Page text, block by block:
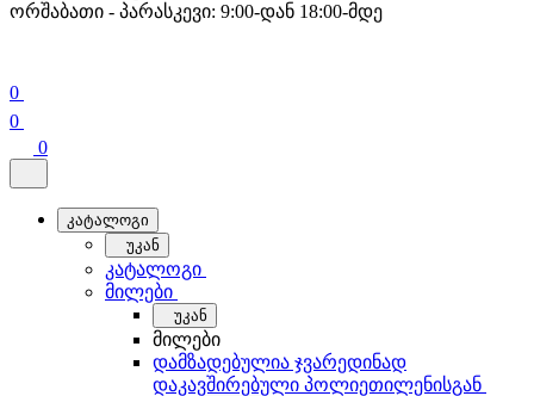
ორშაბათი - პარასკევი: 9:00-დან 18:00-მდე
0
0
0
კატალოგი
უკან
კატალოგი
მილები
უკან
მილები
დამზადებულია ჯვარედინად
დაკავშირებული პოლიეთილენისგან